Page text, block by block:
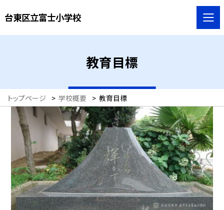
台東区立富士小学校
教育目標
トップページ > 学校概要 > 教育目標